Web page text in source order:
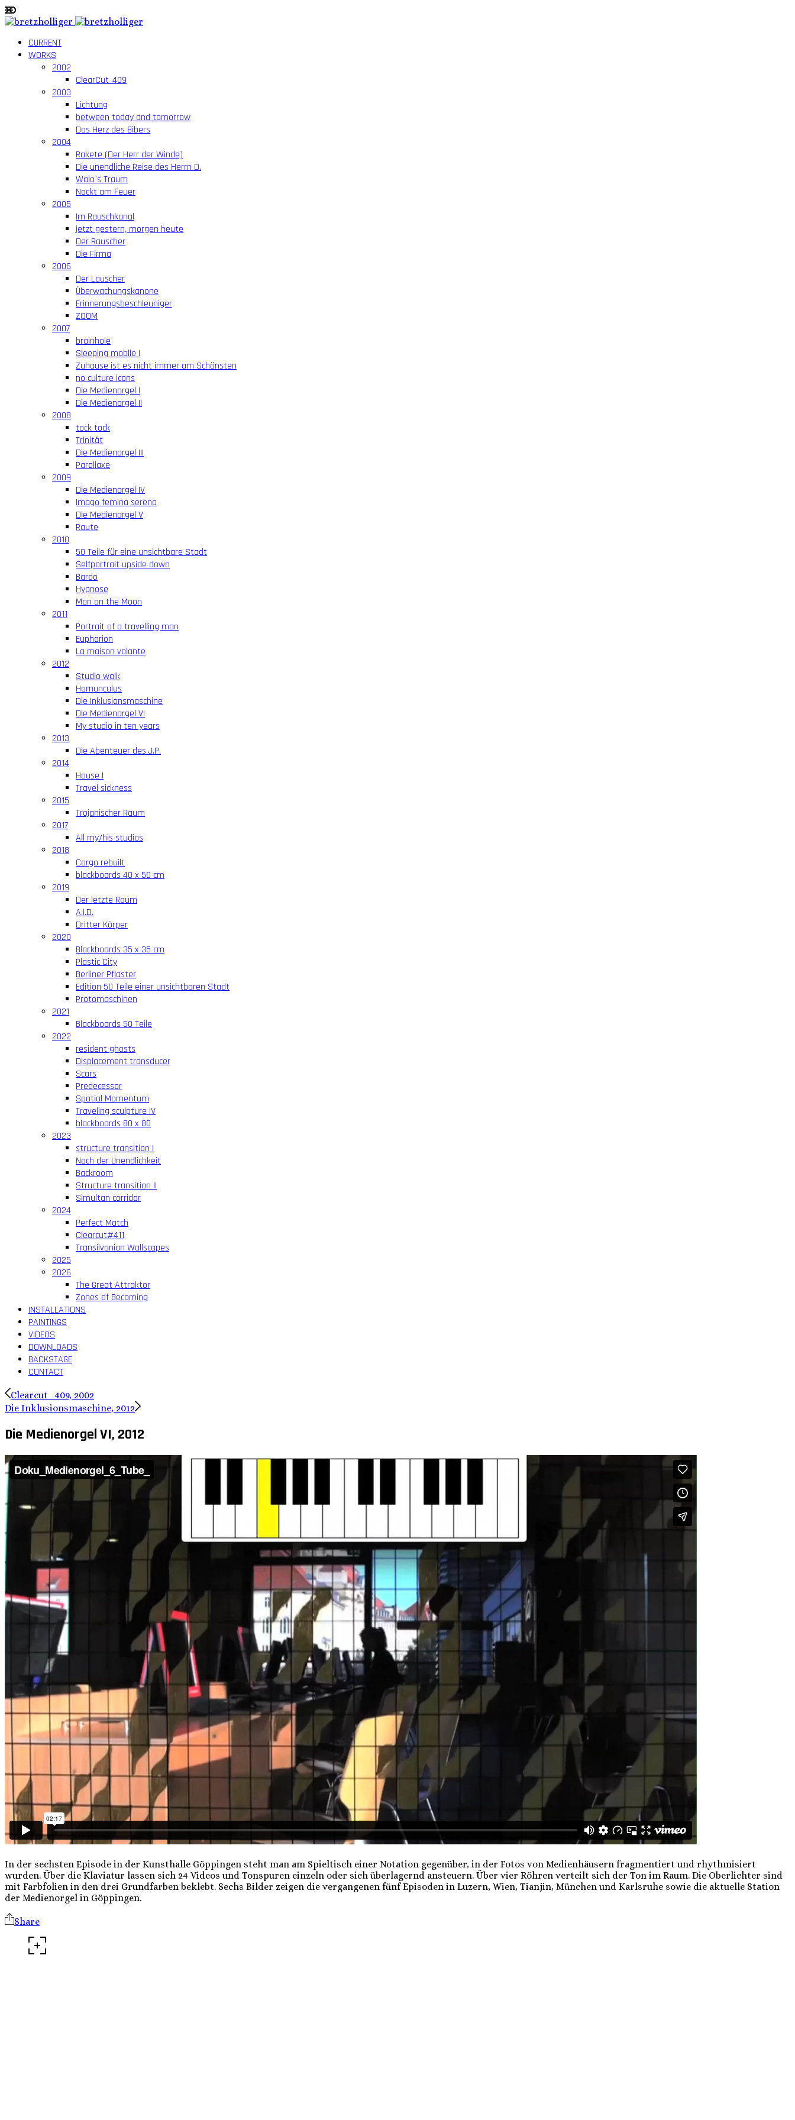
CURRENT
WORKS
2002
ClearCut_409
2003
Lichtung
between today and tomorrow
Das Herz des Bibers
2004
Rakete (Der Herr der Winde)
Die unendliche Reise des Herrn D.
Walo`s Traum
Nackt am Feuer
2005
Im Rauschkanal
jetzt gestern, morgen heute
Der Rauscher
Die Firma
2006
Der Lauscher
Überwachungskanone
Erinnerungsbeschleuniger
ZOOM
2007
brainhole
Sleeping mobile I
Zuhause ist es nicht immer am Schönsten
no culture icons
Die Medienorgel I
Die Medienorgel II
2008
tock tock
Trinität
Die Medienorgel III
Parallaxe
2009
Die Medienorgel IV
Imago femina serena
Die Medienorgel V
Raute
2010
50 Teile für eine unsichtbare Stadt
Selfportrait upside down
Bardo
Hypnose
Man on the Moon
2011
Portrait of a travelling man
Euphorion
La maison volante
2012
Studio walk
Homunculus
Die Inklusionsmaschine
Die Medienorgel VI
My studio in ten years
2013
Die Abenteuer des J.P.
2014
House I
Travel sickness
2015
Trojanischer Raum
2017
All my/his studios
2018
Cargo rebuilt
blackboards 40 x 50 cm
2019
Der letzte Raum
A.i.D.
Dritter Körper
2020
Blackboards 35 x 35 cm
Plastic City
Berliner Pflaster
Edition 50 Teile einer unsichtbaren Stadt
Protomaschinen
2021
Blackboards 50 Teile
2022
resident ghosts
Displacement transducer
Scars
Predecessor
Spatial Momentum
Traveling sculpture IV
blackboards 80 x 80
2023
structure transition I
Nach der Unendlichkeit
Backroom
Structure transition II
Simultan corridor
2024
Perfect Match
Clearcut#411
Transilvanian Wallscapes
2025
2026
The Great Attraktor
Zones of Becoming
INSTALLATIONS
PAINTINGS
VIDEOS
DOWNLOADS
BACKSTAGE
CONTACT
Clearcut_409, 2002
Die Inklusionsmaschine, 2012
Die Medienorgel VI, 2012
In der sechsten Episode in der Kunsthalle Göppingen steht man am Spieltisch einer Notation gegenüber, in der Fotos von Medienhäusern fragmentiert und rhythmisiert
wurden. Über die Klaviatur lassen sich 24 Videos und Tonspuren einzeln oder sich überlagernd ansteuern. Über vier Röhren verteilt sich der Ton im Raum. Die Oberlichter sind
mit Farbfolien in den drei Grundfarben beklebt. Sechs Bilder zeigen die vergangenen fünf Episoden in Luzern, Wien, Tianjin, München und Karlsruhe sowie die aktuelle Station
der Medienorgel in Göppingen.
Share